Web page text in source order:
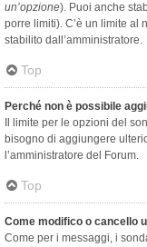
un’opzione). Puoi anche
porre limiti). C’è un limite al
stabilito dall’amministratore.
Top
Perché non è possibile
Il limite per le opzioni del
bisogno di aggiungere
l’amministratore del Forum.
Top
Come modifico o cancello
Come per i messaggi, i